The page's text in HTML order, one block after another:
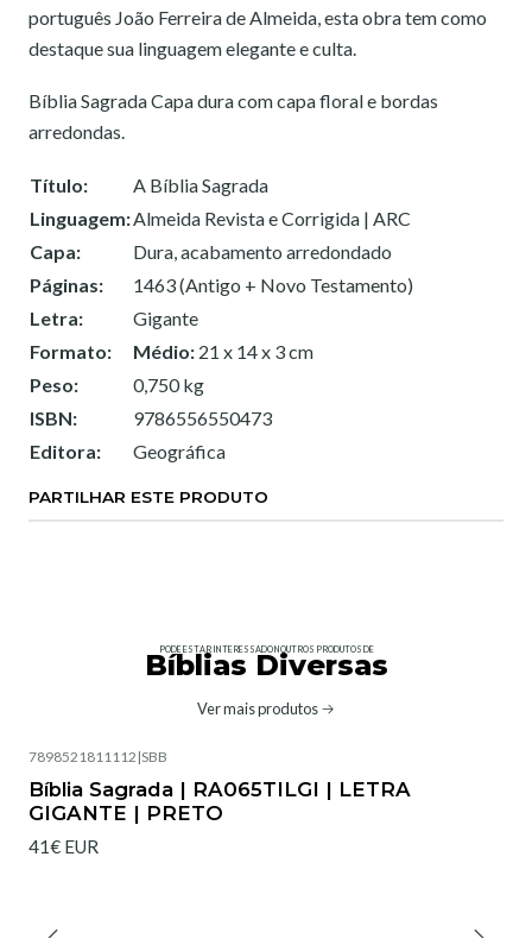
português João Ferreira de Almeida, esta obra tem como
destaque sua linguagem elegante e culta.
Bíblia Sagrada Capa dura com capa floral e bordas
arredondas.
Título:
A Bíblia Sagrada
Linguagem:Almeida Revista e Corrigida | ARC
Capa:
Dura, acabamento arredondado
Páginas:
1463 (Antigo + Novo Testamento)
Letra:
Gigante
Formato:
Médio: 21 x 14 x 3 cm
Peso:
0,750 kg
ISBN:
9786556550473
Editora:
Geográfica
PARTILHAR ESTE PRODUTO
PODE ESTAR INTERESSADO NOUTROS PRODUTOS DE
Bíblias Diversas
Ver mais produtos
7898521811112 |SBB
Bíblia Sagrada | RA065TILGI | LETRA
GIGANTE | PRETO
41€ EUR